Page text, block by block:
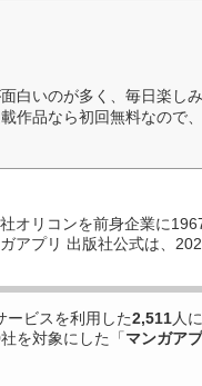
白いのが多く、毎日楽し
作品なら初回無料なので
オリコンを前身企業に
アプリ 出版社公式は、
ービスを利用した2,511人
社を対象にした「マンガア